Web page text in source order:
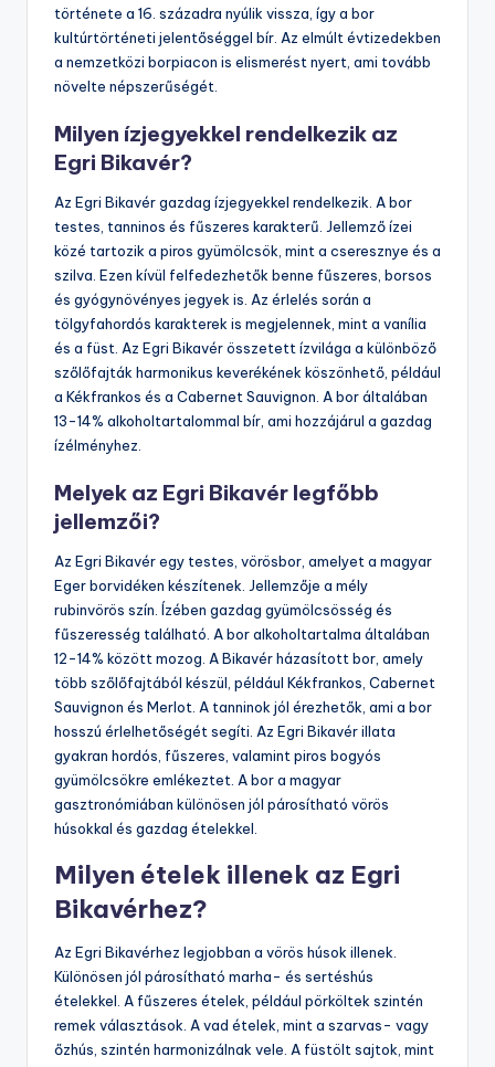
története a 16. századra nyúlik vissza, így a bor
kultúrtörténeti jelentőséggel bír. Az elmúlt évtizedekben
a nemzetközi borpiacon is elismerést nyert, ami tovább
növelte népszerűségét.
Milyen ízjegyekkel rendelkezik az
Egri Bikavér?
Az Egri Bikavér gazdag ízjegyekkel rendelkezik. A bor
testes, tanninos és fűszeres karakterű. Jellemző ízei
közé tartozik a piros gyümölcsök, mint a cseresznye és a
szilva. Ezen kívül felfedezhetők benne fűszeres, borsos
és gyógynövényes jegyek is. Az érlelés során a
tölgyfahordós karakterek is megjelennek, mint a vanília
és a füst. Az Egri Bikavér összetett ízvilága a különböző
szőlőfajták harmonikus keverékének köszönhető, például
a Kékfrankos és a Cabernet Sauvignon. A bor általában
13-14% alkoholtartalommal bír, ami hozzájárul a gazdag
ízélményhez.
Melyek az Egri Bikavér legfőbb
jellemzői?
Az Egri Bikavér egy testes, vörösbor, amelyet a magyar
Eger borvidéken készítenek. Jellemzője a mély
rubinvörös szín. Ízében gazdag gyümölcsösség és
fűszeresség található. A bor alkoholtartalma általában
12-14% között mozog. A Bikavér házasított bor, amely
több szőlőfajtából készül, például Kékfrankos, Cabernet
Sauvignon és Merlot. A tanninok jól érezhetők, ami a bor
hosszú érlelhetőségét segíti. Az Egri Bikavér illata
gyakran hordós, fűszeres, valamint piros bogyós
gyümölcsökre emlékeztet. A bor a magyar
gasztronómiában különösen jól párosítható vörös
húsokkal és gazdag ételekkel.
Milyen ételek illenek az Egri
Bikavérhez?
Az Egri Bikavérhez legjobban a vörös húsok illenek.
Különösen jól párosítható marha- és sertéshús
ételekkel. A fűszeres ételek, például pörköltek szintén
remek választások. A vad ételek, mint a szarvas- vagy
őzhús, szintén harmonizálnak vele. A füstölt sajtok, mint